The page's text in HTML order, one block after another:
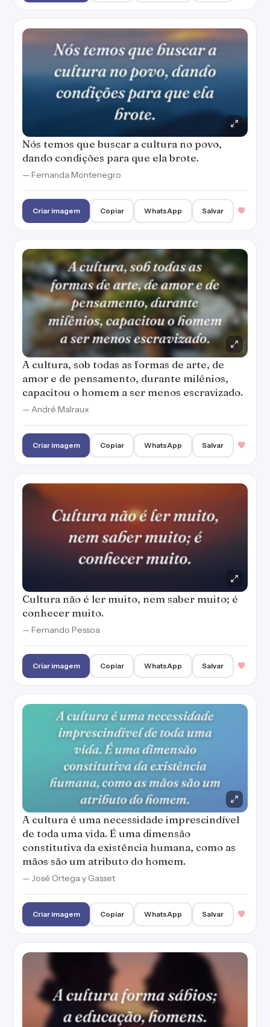
Nós temos que buscar a cultura no povo,
dando condições para que ela brote.
— Fernanda Montenegro
Criar imagem Copiar WhatsApp Salvar
A cultura, sob todas as formas de arte, de
amor e de pensamento, durante milênios,
capacitou o homem a ser menos escravizado.
— André Malraux
Criar imagem Copiar WhatsApp Salvar
Cultura não é ler muito, nem saber muito; é
conhecer muito.
— Fernando Pessoa
Criar imagem Copiar WhatsApp Salvar
A cultura é uma necessidade imprescindível
de toda uma vida. É uma dimensão
constitutiva da existência humana, como as
mãos são um atributo do homem.
— José Ortega y Gasset
Criar imagem Copiar WhatsApp Salvar